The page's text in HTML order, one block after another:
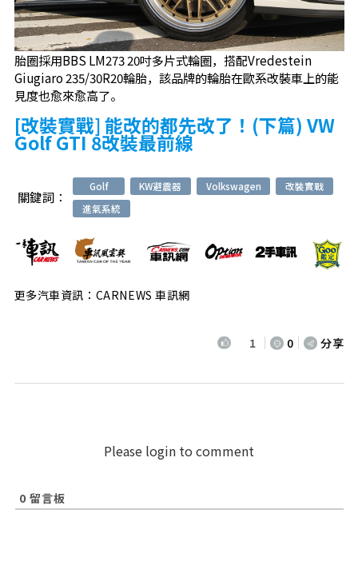
胎圈採用BBS LM273 20吋多片式輪圈，搭配Vredestein
Giugiaro 235/30R20輪胎，該品牌的輪胎在歐系改裝車上的能
見度也愈來愈高了。
[改裝實戰] 能改的都先改了！(下篇) VW
Golf GTI 8改裝最前線
關鍵詞：
Golf KW避震器 Volkswagen
改裝實戰
進氣系統
更多汽車資訊：CARNEWS 車訊網
1 0 分享
Please login to comment
0 留言板